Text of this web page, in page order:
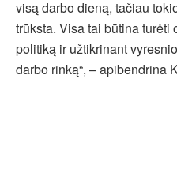
visą darbo dieną, tačiau
trūksta. Visa tai būtina
politiką ir užtikrinant
darbo rinką“, – apibendrina